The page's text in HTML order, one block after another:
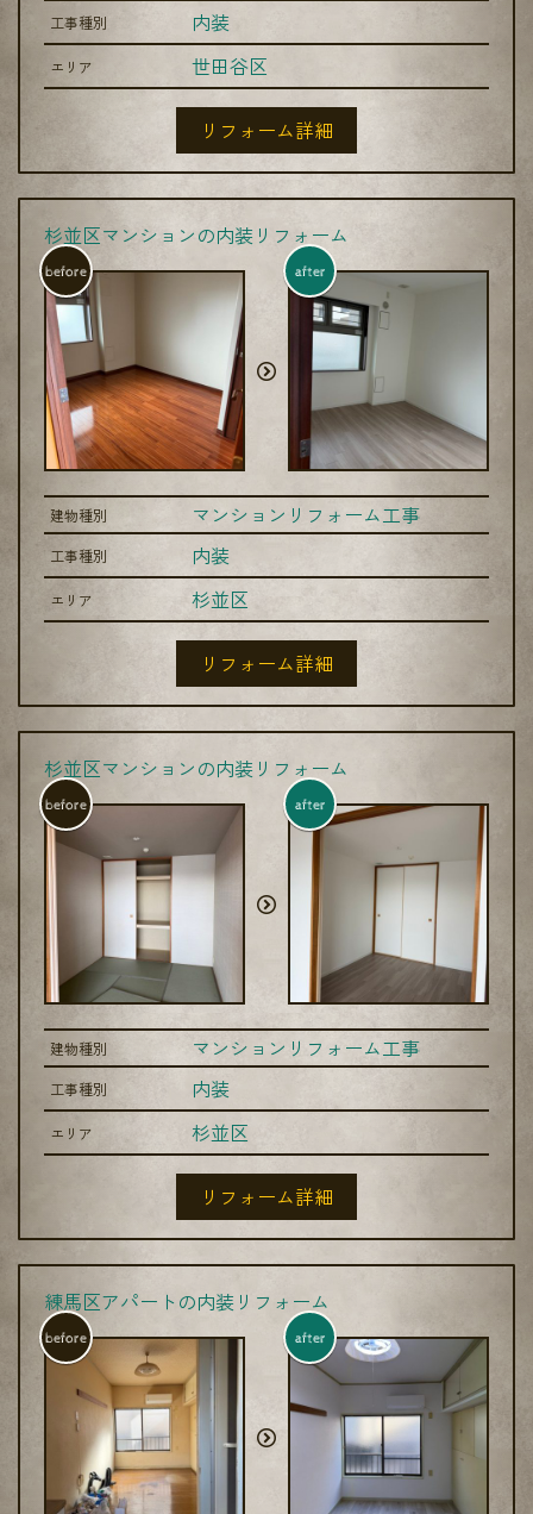
工事種別 内装
エリア 世田谷区
リフォーム詳細
杉並区マンションの内装リフォーム
before after
建物種別 マンションリフォーム工事
工事種別 内装
エリア 杉並区
リフォーム詳細
杉並区マンションの内装リフォーム
before after
建物種別 マンションリフォーム工事
工事種別 内装
エリア 杉並区
リフォーム詳細
練馬区アパートの内装リフォーム
before after